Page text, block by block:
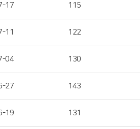
17 115
11 122
04 130
27 143
19 131